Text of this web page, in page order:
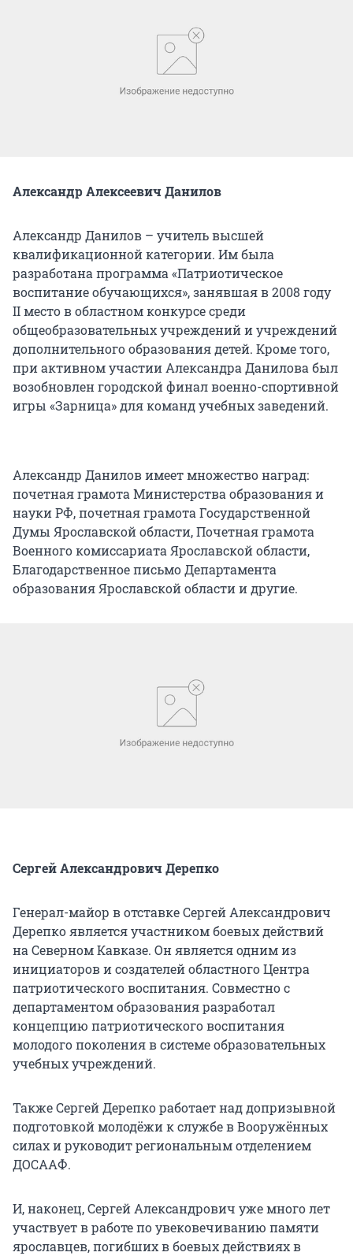
Александр Алексеевич Данилов
Александр Данилов – учитель высшей
квалификационной категории. Им была
разработана программа «Патриотическое
воспитание обучающихся», занявшая в 2008 году
II место в областном конкурсе среди
общеобразовательных учреждений и учреждений
дополнительного образования детей. Кроме того,
при активном участии Александра Данилова был
возобновлен городской финал военно-спортивной
игры «Зарница» для команд учебных заведений.
Александр Данилов имеет множество наград:
почетная грамота Министерства образования и
науки РФ, почетная грамота Государственной
Думы Ярославской области, Почетная грамота
Военного комиссариата Ярославской области,
Благодарственное письмо Департамента
образования Ярославской области и другие.
Сергей Александрович Дерепко
Генерал-майор в отставке Сергей Александрович
Дерепко является участником боевых действий
на Северном Кавказе. Он является одним из
инициаторов и создателей областного Центра
патриотического воспитания. Совместно с
департаментом образования разработал
концепцию патриотического воспитания
молодого поколения в системе образовательных
учебных учреждений.
Также Сергей Дерепко работает над допризывной
подготовкой молодёжи к службе в Вооружённых
силах и руководит региональным отделением
ДОСААФ.
И, наконец, Сергей Александрович уже много лет
участвует в работе по увековечиванию памяти
ярославцев, погибших в боевых действиях в